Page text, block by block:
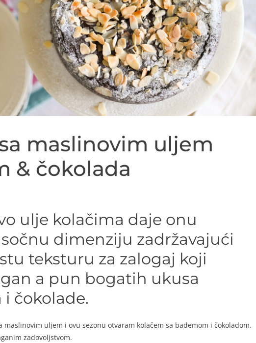
maslinovim uljem
& čokolada
ulje kolačima daje onu
dimenziju zadržavajući
teksturu za zalogaj koji
a pun bogatih ukusa
čokolade.
maslinovim uljem i ovu sezonu otvaram kolačem sa bademom i čokoladom.
zadovoljstvom.